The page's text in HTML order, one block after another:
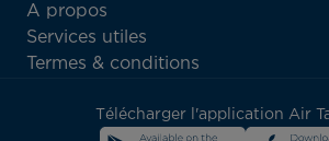
ATN:
Footer
menu
A propos
Services utiles
Termes & conditions
Télécharger l'application Air